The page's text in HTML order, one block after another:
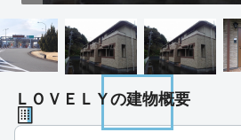
ＬＯＶＥＬＹの建物概要